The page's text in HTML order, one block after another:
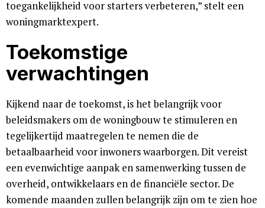
toegankelijkheid voor starters verbeteren,” stelt een
woningmarktexpert.
Toekomstige
verwachtingen
Kijkend naar de toekomst, is het belangrijk voor
beleidsmakers om de woningbouw te stimuleren en
tegelijkertijd maatregelen te nemen die de
betaalbaarheid voor inwoners waarborgen. Dit vereist
een evenwichtige aanpak en samenwerking tussen de
overheid, ontwikkelaars en de financiële sector. De
komende maanden zullen belangrijk zijn om te zien hoe